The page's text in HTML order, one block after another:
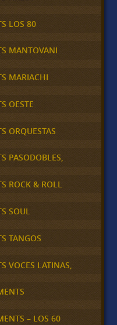
LOS 80
MANTOVANI
MARIACHI
OESTE
ORQUESTAS
PASODOBLES,
ROCK & ROLL
SOUL
TANGOS
VOCES LATINAS,
– LOS 60